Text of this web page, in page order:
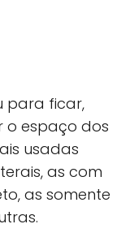
para ficar,
o espaço dos
usadas
as com
as somente